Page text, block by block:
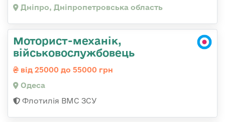
Дніпро, Дніпропетровська область
Моторист-механік,
військовослужбовець
від 25000 до 55000 грн
Одеса
Флотилія ВМС ЗСУ